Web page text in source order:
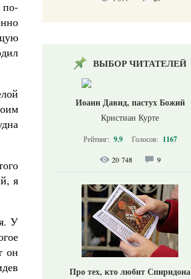
по-
я
У
он
ВЫБОР ЧИТАТЕЛЕЙ
Иоанн Давид, пастух Божий
Кристиан Курте
Рейтинг: 9.9 Голосов: 1167
20 748 9
Про тех, кто любит Спиридона